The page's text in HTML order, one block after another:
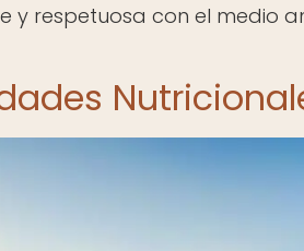
y respetuosa con el medio